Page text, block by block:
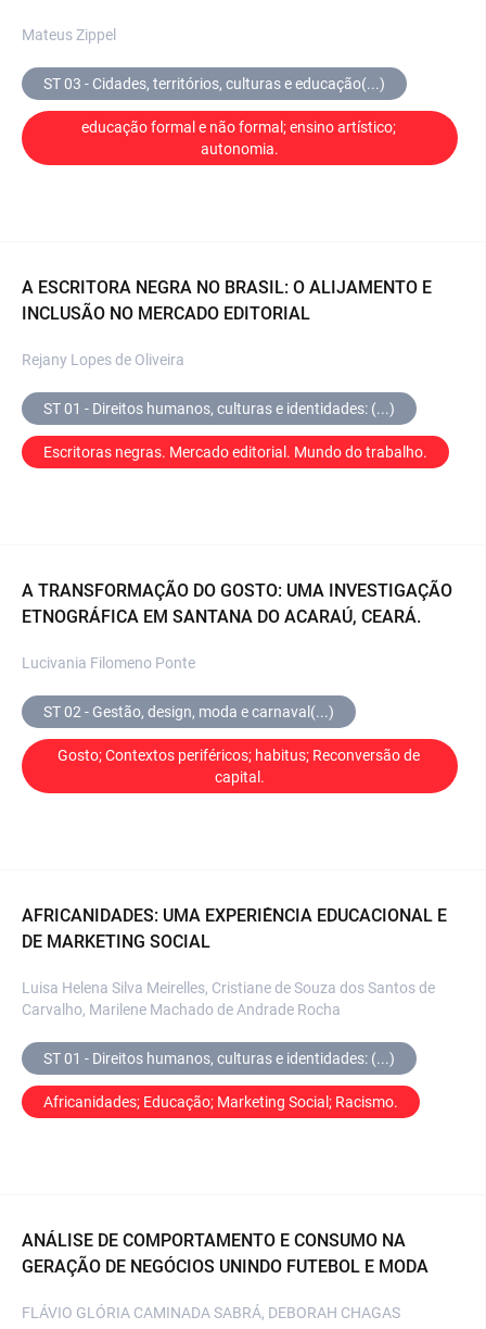
Mateus Zippel
ST 03 - Cidades, territórios, culturas e educação(...)
educação formal e não formal; ensino artístico;
autonomia.
A ESCRITORA NEGRA NO BRASIL: O ALIJAMENTO E
INCLUSÃO NO MERCADO EDITORIAL
Rejany Lopes de Oliveira
ST 01 - Direitos humanos, culturas e identidades: (...)
Escritoras negras. Mercado editorial. Mundo do trabalho.
A TRANSFORMAÇÃO DO GOSTO: UMA INVESTIGAÇÃO
ETNOGRÁFICA EM SANTANA DO ACARAÚ, CEARÁ.
Lucivania Filomeno Ponte
ST 02 - Gestão, design, moda e carnaval(...)
Gosto; Contextos periféricos; habitus; Reconversão de
capital.
AFRICANIDADES: UMA EXPERIÊNCIA EDUCACIONAL E
DE MARKETING SOCIAL
Luisa Helena Silva Meirelles, Cristiane de Souza dos Santos de
Carvalho, Marilene Machado de Andrade Rocha
ST 01 - Direitos humanos, culturas e identidades: (...)
Africanidades; Educação; Marketing Social; Racismo.
ANÁLISE DE COMPORTAMENTO E CONSUMO NA
GERAÇÃO DE NEGÓCIOS UNINDO FUTEBOL E MODA
FLÁVIO GLÓRIA CAMINADA SABRÁ, DEBORAH CHAGAS